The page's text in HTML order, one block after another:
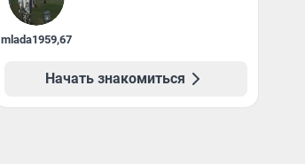
mlada1959,67
Начать знакомиться